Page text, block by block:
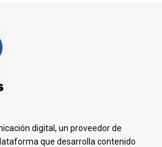
digital, un proveedor de
que desarrolla contenido